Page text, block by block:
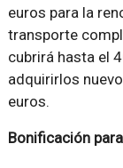
euros para la
transporte
cubrirá hasta el
adquirirlos
euros.
Bonificación